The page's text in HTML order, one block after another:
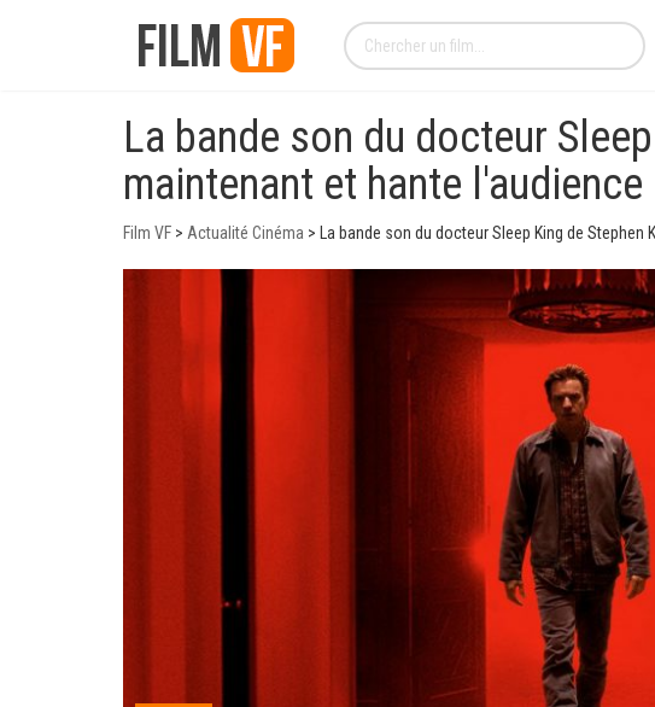
La bande son du docteur
maintenant et hante l'audience
Film VF > Actualité Cinéma > La bande son du docteur Sleep King de